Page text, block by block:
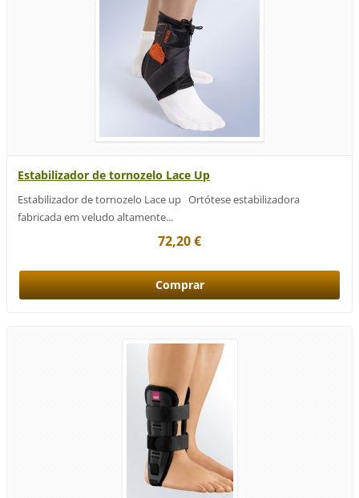
Estabilizador de tornozelo Lace Up
Estabilizador de tornozelo Lace up Ortótese estabilizadora
fabricada em veludo altamente...
72,20 €